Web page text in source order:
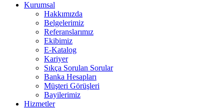
Kurumsal
Hakkımızda
Belgelerimiz
Referanslarımız
Ekibimiz
E-Katalog
Kariyer
Sıkça Sorulan Sorular
Banka Hesapları
Müşteri Görüşleri
Bayilerimiz
Hizmetler